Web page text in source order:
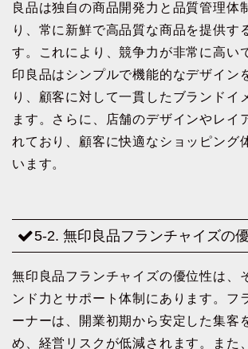
良品は独自の商品開発力と品質管理体
り、常に新鮮で高品質な商品を提供す
す。これにより、競争力が非常に高い
印良品はシンプルで機能的なデザイン
り、顧客に対して一貫したブランドイ
ます。さらに、店舗のデザインやレイ
れており、顧客に快適なショッピング
います。
5-2. 無印良品フランチャイズの
無印良品フランチャイズの優位性は、
ンド力とサポート体制にあります。フ
ーナーは、開業初期から安定した集客
め、経営リスクが低減されます。また